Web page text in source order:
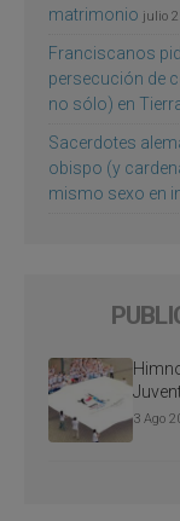
matrimonio julio
Franciscanos
persecución de
no sólo) en
Sacerdotes
obispo (y
mismo sexo en
3 Ago